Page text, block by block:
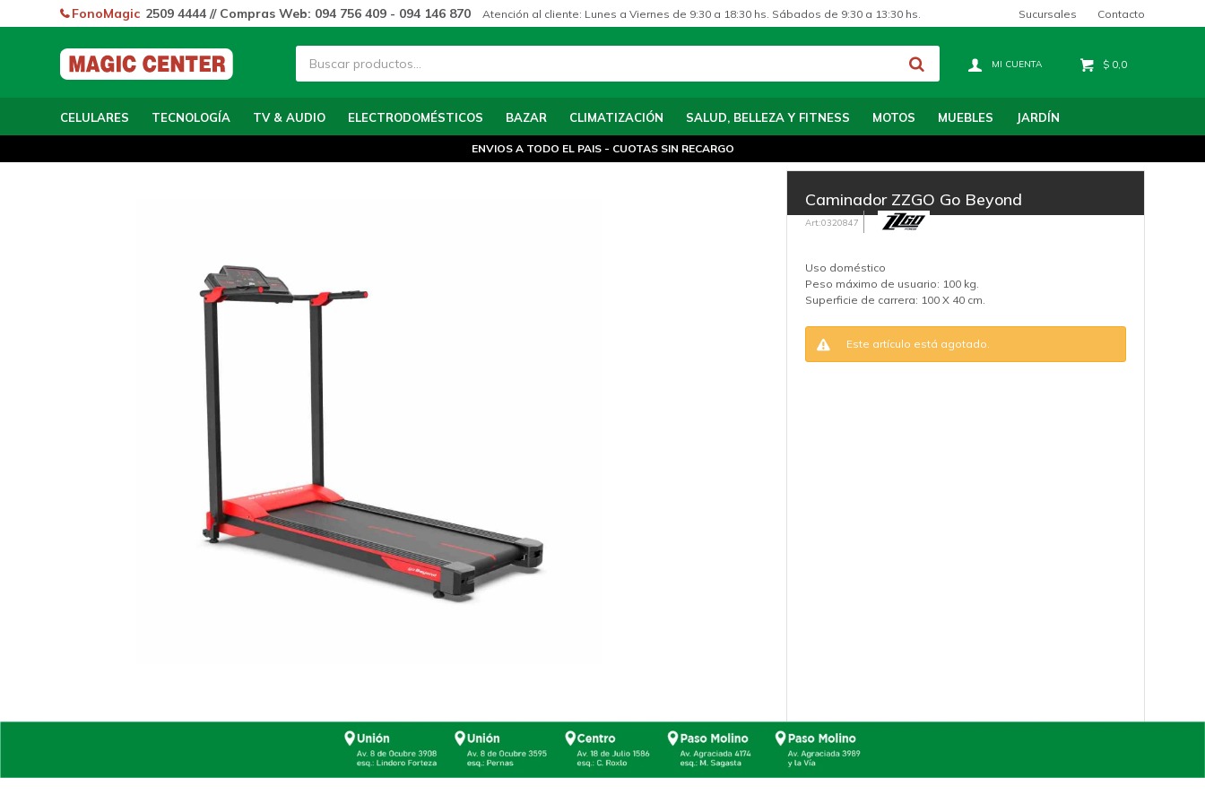
CELULARES TECNOLOGÍA TV & AUDIO ELECTRODOMÉSTICOS BAZAR CLIMATIZACIÓN SALUD, BELLEZA Y FITNESS MOTOS MUEBLES JARDÍN
$ 0,0
FonoMagic 2509 4444 // Compras Web: 094 756 409 - 094 146 870 Atención al cliente: Lunes a Viernes de 9:30 a 18:30 hs. Sábados de 9:30 a 13:30 hs. Sucursales Contacto
ENVIOS A TODO EL PAIS - CUOTAS SIN RECARGO
Caminador ZZGO Go Beyond
0320847
Uso doméstico
Peso máximo de usuario: 100 kg.
Superficie de carrera: 100 X 40 cm.
Este artículo está agotado.